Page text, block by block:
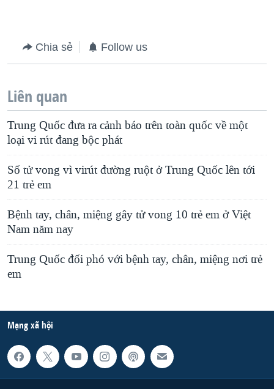
Chia sẻ Follow us
Liên quan
Trung Quốc đưa ra cảnh báo trên toàn quốc về một
loại vi rút đang bộc phát
Số tử vong vì virút đường ruột ở Trung Quốc lên tới
21 trẻ em
Bệnh tay, chân, miệng gây tử vong 10 trẻ em ở Việt
Nam năm nay
Trung Quốc đối phó với bệnh tay, chân, miệng nơi trẻ
em
Mạng xã hội